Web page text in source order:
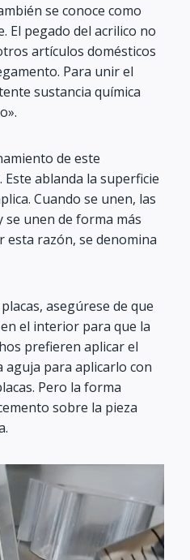
se conoce como
El pegado del acrilico no
artículos domésticos
Para unir el
sustancia química
de este
ablanda la superficie
Cuando se unen, las
se unen de forma más
esta razón, se denomina
asegúrese de que
el interior para que la
prefieren aplicar el
aguja para aplicarlo con
Pero la forma
sobre la pieza